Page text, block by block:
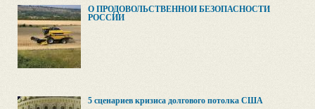
О ПРОДОВОЛЬСТВЕННОЙ БЕЗОПАСНОСТИ
РОССИИ
5 сценариев кризиса долгового потолка США